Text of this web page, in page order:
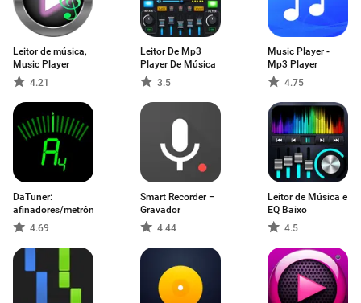
Leitor de música,
Music Player
4.21
Leitor De Mp3
Player De Música
3.5
Music Player -
Mp3 Player
4.75
DaTuner:
afinadores/metrônomos
4.69
Smart Recorder –
Gravador
4.44
Leitor de Música e
EQ Baixo
4.5